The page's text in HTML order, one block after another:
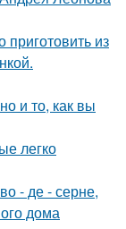
из
и то, как вы
легко
- де - серне,
дома